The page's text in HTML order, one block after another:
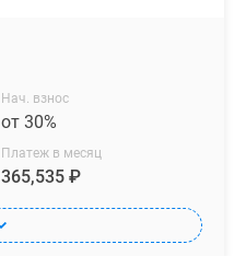
Нач. взнос
от 30%
Платеж в месяц
365,535 ₽